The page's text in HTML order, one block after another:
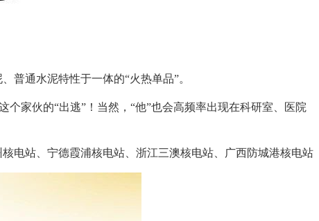
通水泥特性于一体的“火热单品”。
家伙的“出逃”！当然，“他”也会高频率出现在科研室、医院
站、宁德霞浦核电站、浙江三澳核电站、广西防城港核电站